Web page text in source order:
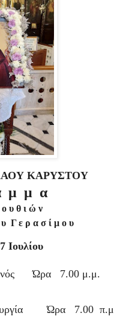
ΚΑΡΥΣΤΟΥ
μ μ α
υ θ ι ώ ν
Γ ε ρ α σ ί μ ο υ
Ώρα 7.00 μ.μ.
Ώρα 7.00 π.μ